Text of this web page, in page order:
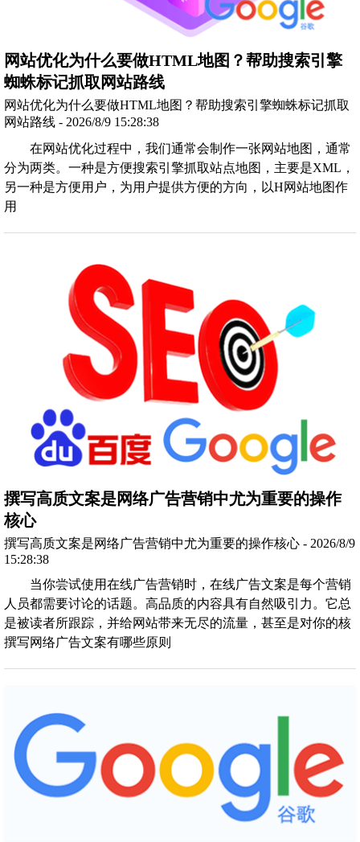
网站优化为什么要做HTML地图？帮助搜索引擎
蜘蛛标记抓取网站路线
网站优化为什么要做HTML地图？帮助搜索引擎蜘蛛标记抓取
网站路线 - 2026/8/9 15:28:38
在网站优化过程中，我们通常会制作一张网站地图，通常
分为两类。一种是方便搜索引擎抓取站点地图，主要是XML，
另一种是方便用户，为用户提供方便的方向，以H网站地图作
用
撰写高质文案是网络广告营销中尤为重要的操作
核心
撰写高质文案是网络广告营销中尤为重要的操作核心 - 2026/8/9
15:28:38
当你尝试使用在线广告营销时，在线广告文案是每个营销
人员都需要讨论的话题。高品质的内容具有自然吸引力。它总
是被读者所跟踪，并给网站带来无尽的流量，甚至是对你的核
撰写网络广告文案有哪些原则